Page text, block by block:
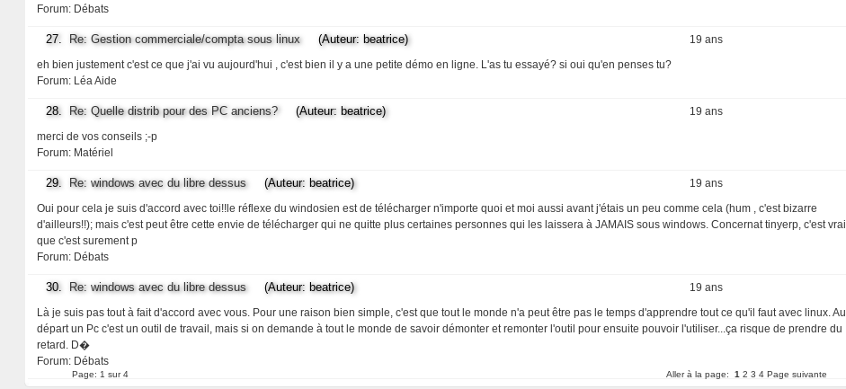
Forum: Débats
19 ans
27. Re: Gestion commerciale/compta sous linux(Auteur: beatrice)
eh bien justement c'est ce que j'ai vu aujourd'hui , c'est bien il y a une petite démo en ligne. L'as tu essayé? si oui qu'en penses tu?
Forum: Léa Aide
19 ans
28. Re: Quelle distrib pour des PC anciens?(Auteur: beatrice)
merci de vos conseils ;-p
Forum: Matériel
19 ans
29. Re: windows avec du libre dessus(Auteur: beatrice)
Oui pour cela je suis d'accord avec toi!!le réflexe du windosien est de télécharger n'importe quoi et moi aussi avant j'étais un peu comme cela (hum , c'est bizarre
d'ailleurs!!); mais c'est peut être cette envie de télécharger qui ne quitte plus certaines personnes qui les laissera à JAMAIS sous windows. Concernat tinyerp, c'est vrai
que c'est surement p
Forum: Débats
19 ans
30. Re: windows avec du libre dessus(Auteur: beatrice)
Là je suis pas tout à fait d'accord avec vous. Pour une raison bien simple, c'est que tout le monde n'a peut être pas le temps d'apprendre tout ce qu'il faut avec linux. Au
départ un Pc c'est un outil de travail, mais si on demande à tout le monde de savoir démonter et remonter l'outil pour ensuite pouvoir l'utiliser...ça risque de prendre du
retard. D�
Forum: Débats
Aller à la page: 1 2 3 4 Page suivante
Page: 1 sur 4